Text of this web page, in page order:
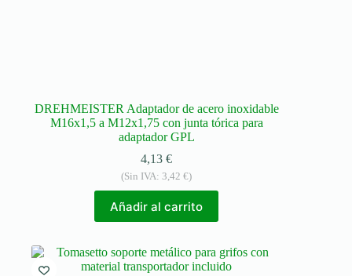
DREHMEISTER Adaptador de acero inoxidable
M16x1,5 a M12x1,75 con junta tórica para
adaptador GPL
4,13€
(Sin IVA:3,42€)
Añadir al carrito